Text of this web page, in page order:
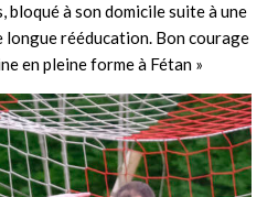
bloqué à son domicile suite à une
rééducation. Bon courage
en pleine forme à Fétan »